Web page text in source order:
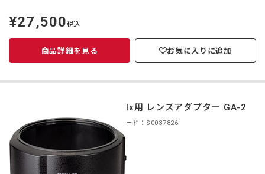
定
価
¥27,500税込
商品詳細を見る お気に入りに追加
GR IIIx用 レンズアダプター GA-2
商品コード：S0037826